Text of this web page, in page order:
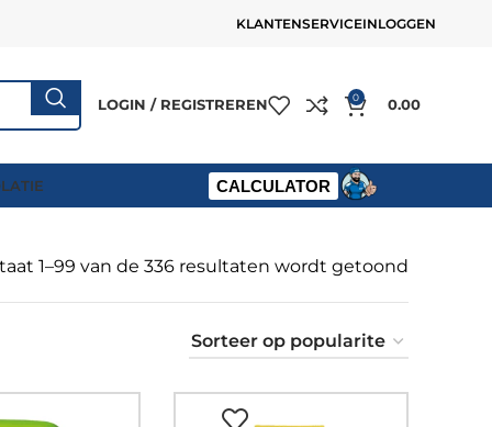
KLANTENSERVICEINLOGGEN
LOGIN / REGISTREREN 0 0.00
CALCULATOR
1–99 van de 336 resultaten wordt getoond